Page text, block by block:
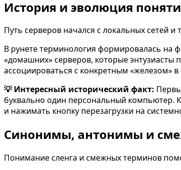
История и эволюция
Путь серверов начался с локальных сетей
В рунете терминология формировалась на
«домашних» серверов, которые энтузиасты
ассоциироваться с конкретным «железом»
💡 Интересный исторический факт:
буквально один персональный компьютер.
и нажимать кнопку перезагрузки на
Синонимы, антонимы и
Понимание сленга и смежных терминов